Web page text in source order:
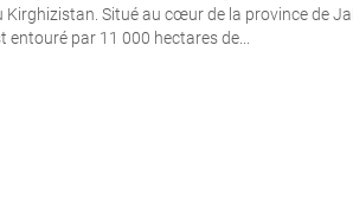
Kirghizistan. Situé au cœur de la province de
entouré par 11 000 hectares de...